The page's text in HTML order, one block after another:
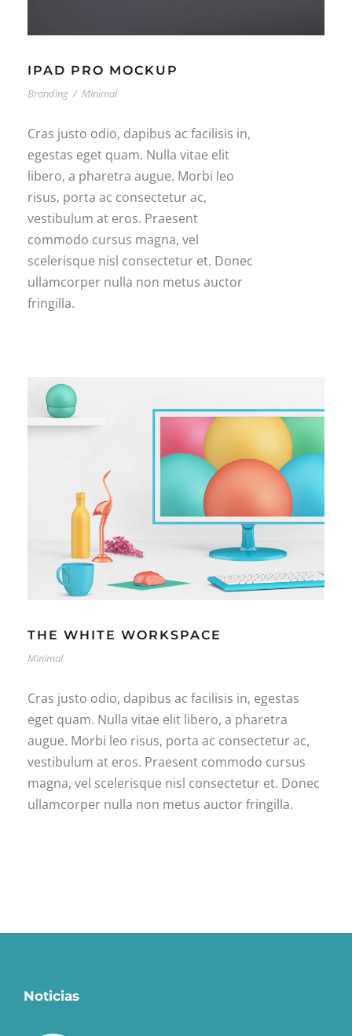
IPAD PRO MOCKUP
Branding / Minimal
Cras justo odio, dapibus ac facilisis in,
egestas eget quam. Nulla vitae elit
libero, a pharetra augue. Morbi leo
risus, porta ac consectetur ac,
vestibulum at eros. Praesent
commodo cursus magna, vel
scelerisque nisl consectetur et. Donec
ullamcorper nulla non metus auctor
fringilla.
THE WHITE WORKSPACE
Minimal
Cras justo odio, dapibus ac facilisis in, egestas
eget quam. Nulla vitae elit libero, a pharetra
augue. Morbi leo risus, porta ac consectetur ac,
vestibulum at eros. Praesent commodo cursus
magna, vel scelerisque nisl consectetur et. Donec
ullamcorper nulla non metus auctor fringilla.
Noticias